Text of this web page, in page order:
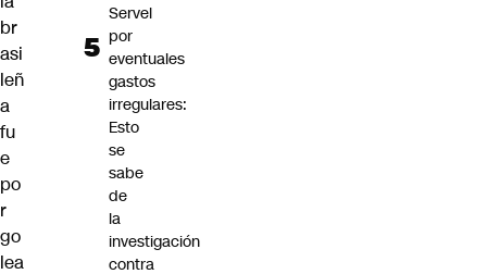
br
asi
leñ
a
fu
e
po
r
go
lea
Servel
por
eventuales
gastos
irregulares:
Esto
se
sabe
de
la
investigación
contra